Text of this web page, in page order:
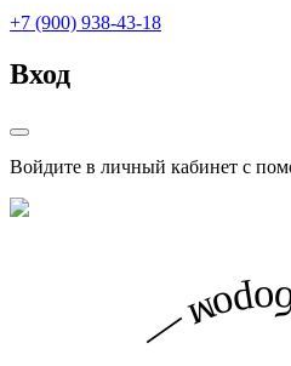
+7 (900) 938-43-18
Вход
Войдите в личный кабинет с